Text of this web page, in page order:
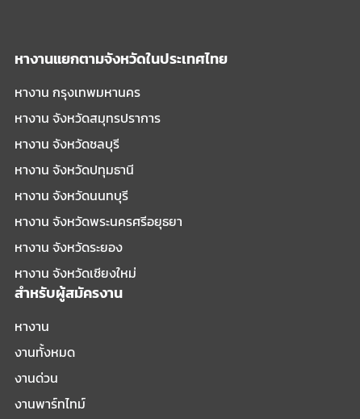
หางานแยกตามจังหวัดในประเทศไทย
หางาน กรุงเทพมหานคร
หางาน จังหวัดสมุทรปราการ
หางาน จังหวัดชลบุรี
หางาน จังหวัดปทุมธานี
หางาน จังหวัดนนทบุรี
หางาน จังหวัดพระนครศรีอยุธยา
หางาน จังหวัดระยอง
หางาน จังหวัดเชียงใหม่
สำหรับผู้สมัครงาน
หางาน
งานทั้งหมด
งานด่วน
งานพาร์ทไทม์